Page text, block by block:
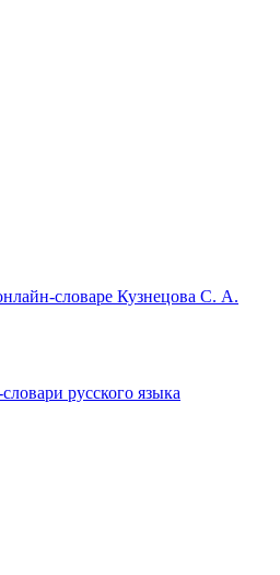
словаре Кузнецова С. А.
русского языка